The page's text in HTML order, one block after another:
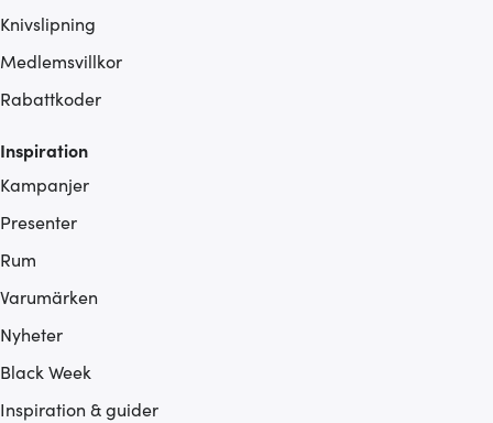
Knivslipning
Medlemsvillkor
Rabattkoder
Inspiration
Kampanjer
Presenter
Rum
Varumärken
Nyheter
Black Week
Inspiration & guider